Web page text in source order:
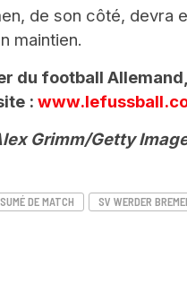
de son côté, devra
maintien.
du football
:
Grimm/Getty
DE MATCH SV WERDER